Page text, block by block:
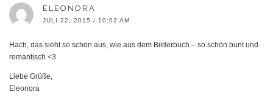
ELEONORA
JULI 22, 2015 / 10:02 AM
Hach, das sieht so schön aus, wie aus dem Bilderbuch – so schön bunt und
romantisch <3
Liebe Grüße,
Eleonora